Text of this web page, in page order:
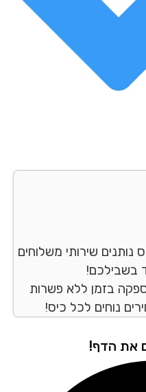
שירותי משלוחים
ללא פשרות
לכל כיס!
הדף!